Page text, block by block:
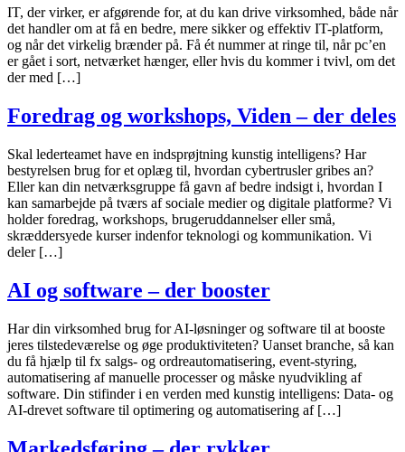
IT, der virker, er afgørende for, at du kan drive virksomhed, både når
det handler om at få en bedre, mere sikker og effektiv IT-platform,
og når det virkelig brænder på. Få ét nummer at ringe til, når pc’en
er gået i sort, netværket hænger, eller hvis du kommer i tvivl, om det
der med […]
Foredrag og workshops, Viden – der deles
Skal lederteamet have en indsprøjtning kunstig intelligens? Har
bestyrelsen brug for et oplæg til, hvordan cybertrusler gribes an?
Eller kan din netværksgruppe få gavn af bedre indsigt i, hvordan I
kan samarbejde på tværs af sociale medier og digitale platforme? Vi
holder foredrag, workshops, brugeruddannelser eller små,
skræddersyede kurser indenfor teknologi og kommunikation. Vi
deler […]
AI og software – der booster
Har din virksomhed brug for AI-løsninger og software til at booste
jeres tilstedeværelse og øge produktiviteten? Uanset branche, så kan
du få hjælp til fx salgs- og ordreautomatisering, event-styring,
automatisering af manuelle processer og måske nyudvikling af
software. Din stifinder i en verden med kunstig intelligens: Data- og
AI-drevet software til optimering og automatisering af […]